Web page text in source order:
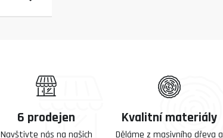
6 prodejen
Navštivte nás na našich
Kvalitní materiály
Děláme z masivního dřeva a